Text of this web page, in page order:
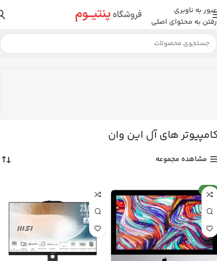
عبور به ناوبری
رفتن به محتوای اصلی
خانه سیستم اداری کامپیوتر های آل این وان در حال نمایش 2 نتیجه
های آل این وان
مشاهده مجموعه
جدید